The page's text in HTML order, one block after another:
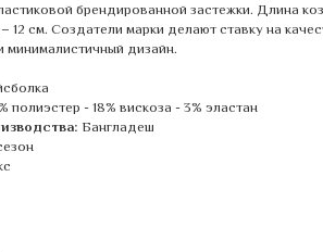
брендированной застежки. Длина
12 см. Создатели марки делают ставку на
минималистичный дизайн.
полиэстер - 18% вискоза - 3% эластан
Бангладеш